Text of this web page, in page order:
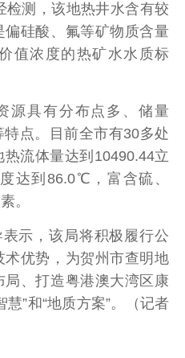
检测，该地热井水含有较
硅酸、氟等矿物质含量
值浓度的热矿水水质标
源具有分布点多、储量
点。目前全市有30多处
流体量达到10490.44立
达到86.0℃，富含硫、
。
示，该局将积极履行公
优势，为贺州市查明地
、打造粤港澳大湾区康
”和“地质方案”。（记者